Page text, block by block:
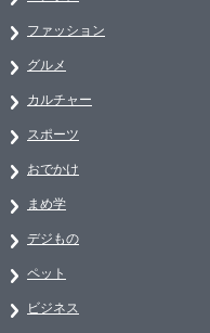
ファッション
グルメ
カルチャー
スポーツ
おでかけ
まめ学
デジもの
ペット
ビジネス